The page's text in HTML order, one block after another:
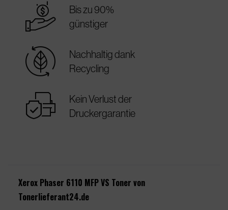
best_price
Bis zu 90%
günstiger
sustainable
Nachhaltig dank
Recycling
warranty
Kein Verlust der
Druckergarantie
Xerox Phaser 6110 MFP VS Toner von
Tonerlieferant24.de